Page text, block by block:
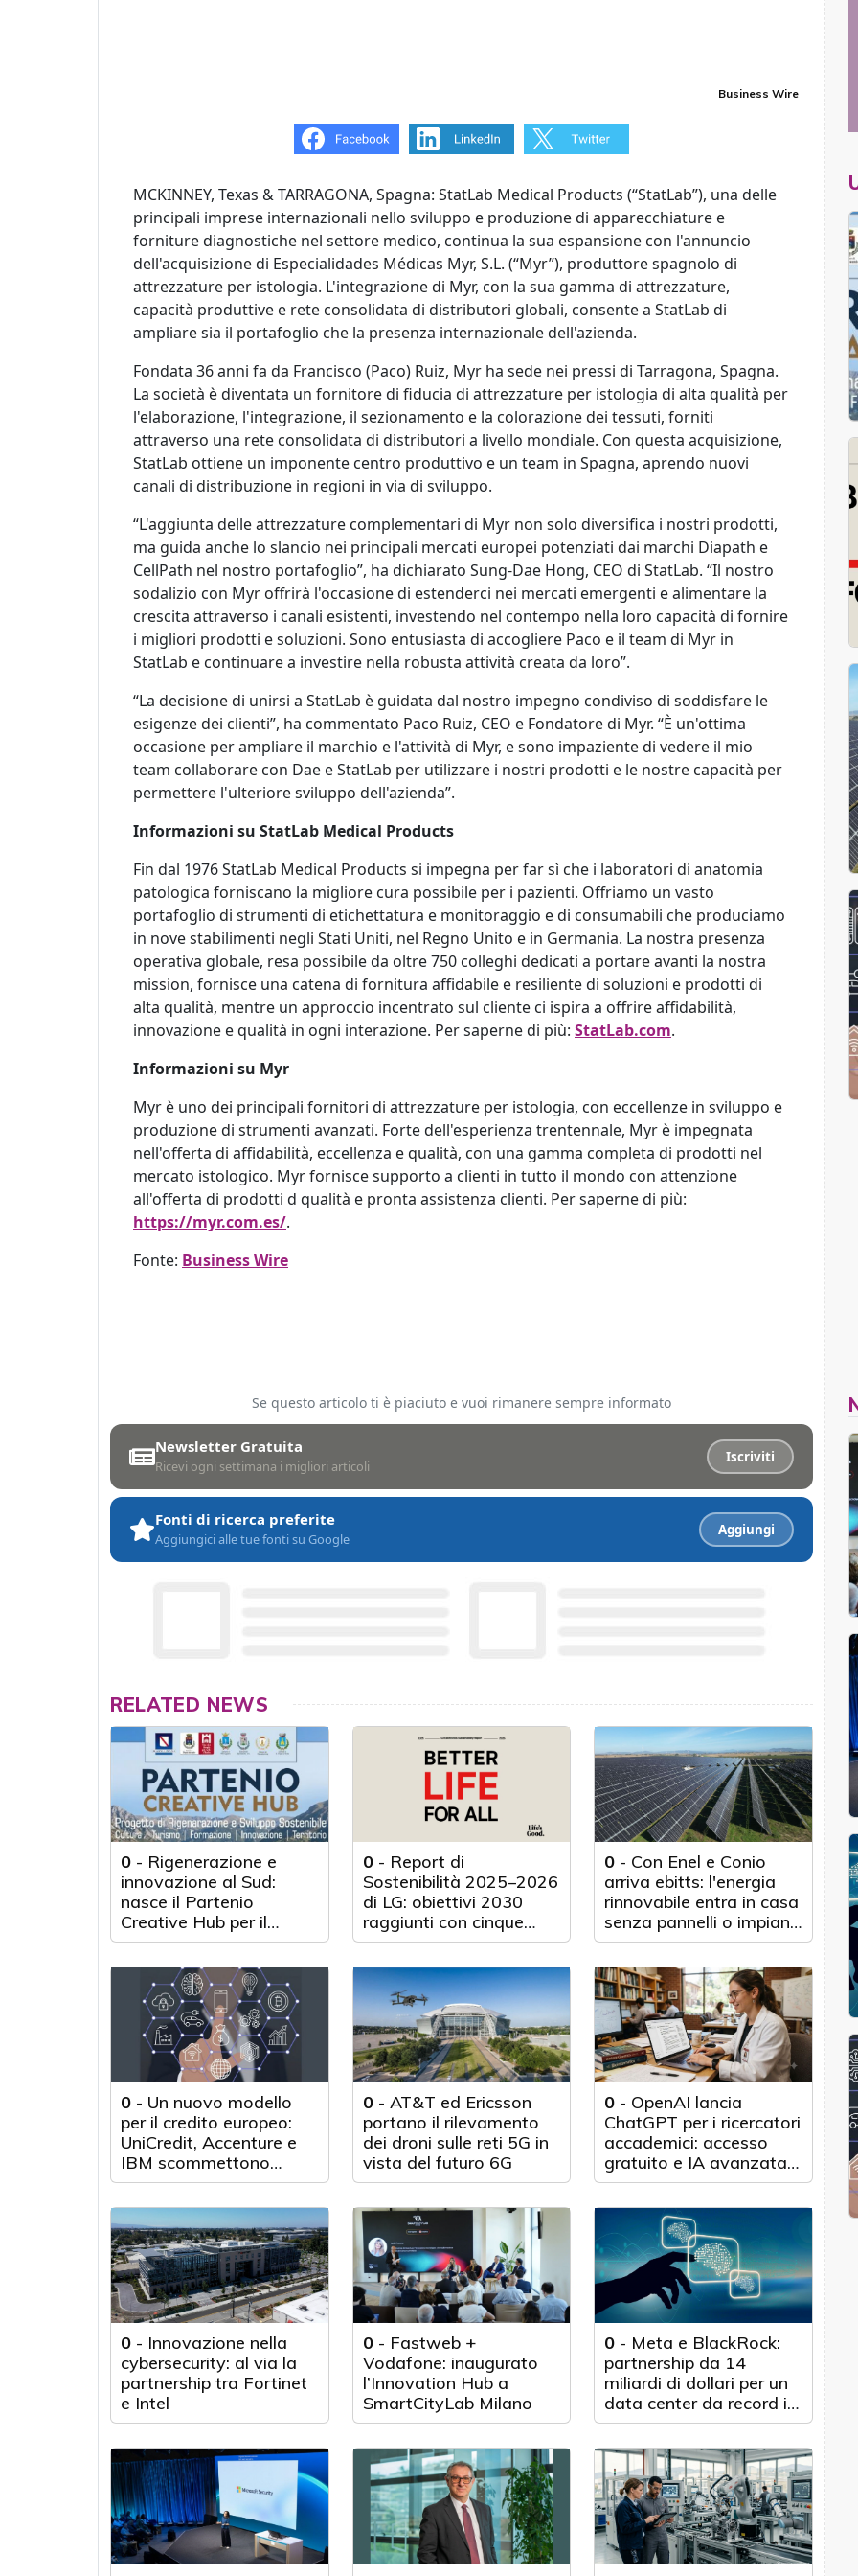
Business Wire
MCKINNEY, Texas & TARRAGONA, Spagna: StatLab Medical Products (“StatLab”), una delle
principali imprese internazionali nello sviluppo e produzione di apparecchiature e
forniture diagnostiche nel settore medico, continua la sua espansione con l'annuncio
dell'acquisizione di Especialidades Médicas Myr, S.L. (“Myr”), produttore spagnolo di
attrezzature per istologia. L'integrazione di Myr, con la sua gamma di attrezzature,
capacità produttive e rete consolidata di distributori globali, consente a StatLab di
ampliare sia il portafoglio che la presenza internazionale dell'azienda.
Fondata 36 anni fa da Francisco (Paco) Ruiz, Myr ha sede nei pressi di Tarragona, Spagna.
La società è diventata un fornitore di fiducia di attrezzature per istologia di alta qualità per
l'elaborazione, l'integrazione, il sezionamento e la colorazione dei tessuti, forniti
attraverso una rete consolidata di distributori a livello mondiale. Con questa acquisizione,
StatLab ottiene un imponente centro produttivo e un team in Spagna, aprendo nuovi
canali di distribuzione in regioni in via di sviluppo.
“L'aggiunta delle attrezzature complementari di Myr non solo diversifica i nostri prodotti,
ma guida anche lo slancio nei principali mercati europei potenziati dai marchi Diapath e
CellPath nel nostro portafoglio”, ha dichiarato Sung-Dae Hong, CEO di StatLab. “Il nostro
sodalizio con Myr offrirà l'occasione di estenderci nei mercati emergenti e alimentare la
crescita attraverso i canali esistenti, investendo nel contempo nella loro capacità di fornire
i migliori prodotti e soluzioni. Sono entusiasta di accogliere Paco e il team di Myr in
StatLab e continuare a investire nella robusta attività creata da loro”.
“La decisione di unirsi a StatLab è guidata dal nostro impegno condiviso di soddisfare le
esigenze dei clienti”, ha commentato Paco Ruiz, CEO e Fondatore di Myr. “È un'ottima
occasione per ampliare il marchio e l'attività di Myr, e sono impaziente di vedere il mio
team collaborare con Dae e StatLab per utilizzare i nostri prodotti e le nostre capacità per
permettere l'ulteriore sviluppo dell'azienda”.
Informazioni su StatLab Medical Products
Fin dal 1976 StatLab Medical Products si impegna per far sì che i laboratori di anatomia
patologica forniscano la migliore cura possibile per i pazienti. Offriamo un vasto
portafoglio di strumenti di etichettatura e monitoraggio e di consumabili che produciamo
in nove stabilimenti negli Stati Uniti, nel Regno Unito e in Germania. La nostra presenza
operativa globale, resa possibile da oltre 750 colleghi dedicati a portare avanti la nostra
mission, fornisce una catena di fornitura affidabile e resiliente di soluzioni e prodotti di
alta qualità, mentre un approccio incentrato sul cliente ci ispira a offrire affidabilità,
innovazione e qualità in ogni interazione. Per saperne di più: StatLab.com.
Informazioni su Myr
Myr è uno dei principali fornitori di attrezzature per istologia, con eccellenze in sviluppo e
produzione di strumenti avanzati. Forte dell'esperienza trentennale, Myr è impegnata
nell'offerta di affidabilità, eccellenza e qualità, con una gamma completa di prodotti nel
mercato istologico. Myr fornisce supporto a clienti in tutto il mondo con attenzione
all'offerta di prodotti d qualità e pronta assistenza clienti. Per saperne di più:
https://myr.com.es/.
Fonte: Business Wire
Se questo articolo ti è piaciuto e vuoi rimanere sempre informato
Newsletter Gratuita
Ricevi ogni settimana i migliori articoli
Iscriviti
Fonti di ricerca preferite
Aggiungici alle tue fonti su Google
Aggiungi
RELATED NEWS
0 - Rigenerazione e
innovazione al Sud:
nasce il Partenio
Creative Hub per il
rilancio del territorio
0- Report di
Sostenibilità 2025–2026
di LG: obiettivi 2030
raggiunti con cinque
anni d'anticipo
0 - Con Enel e Conio
arriva ebitts: l'energia
rinnovabile entra in casa
senza pannelli o impianti
fisici
0 - Un nuovo modello
per il credito europeo:
UniCredit, Accenture e
IBM scommettono
sull'innovazione
tecnologica
0- AT&T ed Ericsson
portano il rilevamento
dei droni sulle reti 5G in
vista del futuro 6G
0 - OpenAI lancia
ChatGPT per i ricercatori
accademici: accesso
gratuito e IA avanzata
per 100.000 scienziati
0 - Innovazione nella
cybersecurity: al via la
partnership tra Fortinet
e Intel
0- Fastweb +
Vodafone: inaugurato
l’Innovation Hub a
SmartCityLab Milano
0 - Meta e BlackRock:
partnership da 14
miliardi di dollari per un
data center da record in
Texas